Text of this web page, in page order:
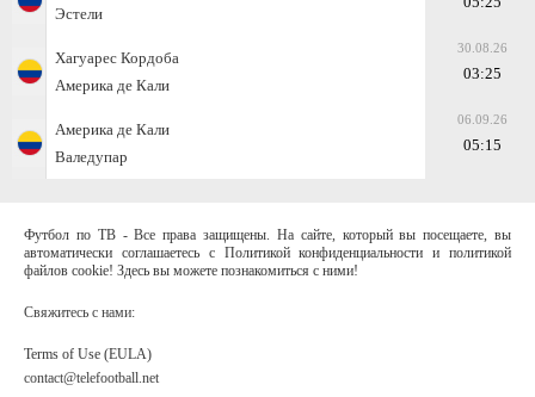
Эстели
Хагуарес Кордоба
Америка де Кали
30.08.26
03:25
Америка де Кали
Валедупар
06.09.26
05:15
Футбол по ТВ - Все права защищены. На сайте, который вы посещаете, вы
автоматически соглашаетесь с Политикой конфиденциальности и политикой
файлов cookie! Здесь вы можете познакомиться с ними!
Свяжитесь с нами:
Terms of Use (EULA)
contact@telefootball.net